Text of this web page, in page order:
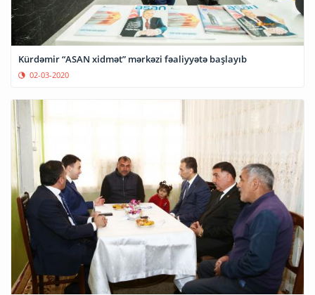
Kürdəmir “ASAN xidmət” mərkəzi fəaliyyətə başlayıb
02-03-2020